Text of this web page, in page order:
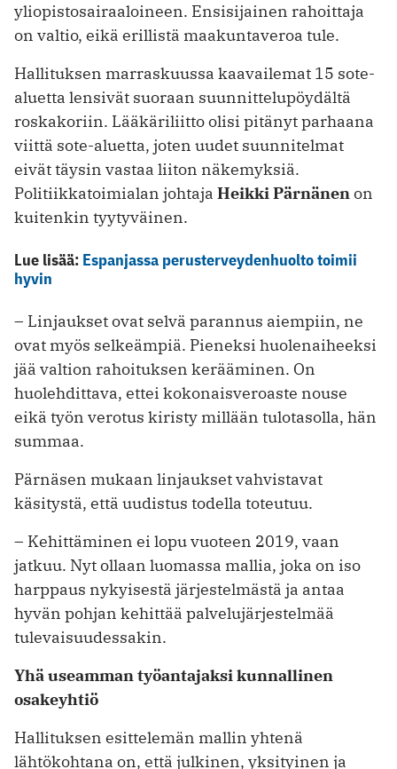
yliopistosairaaloineen. Ensisijainen rahoittaja
on valtio, eikä erillistä maakuntaveroa tule.
Hallituksen marraskuussa kaavailemat 15 sote-
aluetta lensivät suoraan suunnittelupöydältä
roskakoriin. Lääkäriliitto olisi pitänyt parhaana
viittä sote-aluetta, joten uudet suunnitelmat
eivät täysin vastaa liiton näkemyksiä.
Politiikkatoimialan johtaja Heikki Pärnänenon
kuitenkin tyytyväinen.
Lue lisää: Espanjassa perusterveydenhuolto toimii
hyvin
– Linjaukset ovat selvä parannus aiempiin, ne
ovat myös selkeämpiä. Pieneksi huolenaiheeksi
jää valtion rahoituksen kerääminen. On
huolehdittava, ettei kokonaisveroaste nouse
eikä työn verotus kiristy millään tulotasolla, hän
summaa.
Pärnäsen mukaan linjaukset vahvistavat
käsitystä, että uudistus todella toteutuu.
– Kehittäminen ei lopu vuoteen 2019, vaan
jatkuu. Nyt ollaan luomassa mallia, joka on iso
harppaus nykyisestä järjestelmästä ja antaa
hyvän pohjan kehittää palvelujärjestelmää
tulevaisuudessakin.
Yhä useamman työantajaksi kunnallinen
osakeyhtiö
Hallituksen esittelemän mallin yhtenä
lähtökohtana on, että julkinen, yksityinen ja